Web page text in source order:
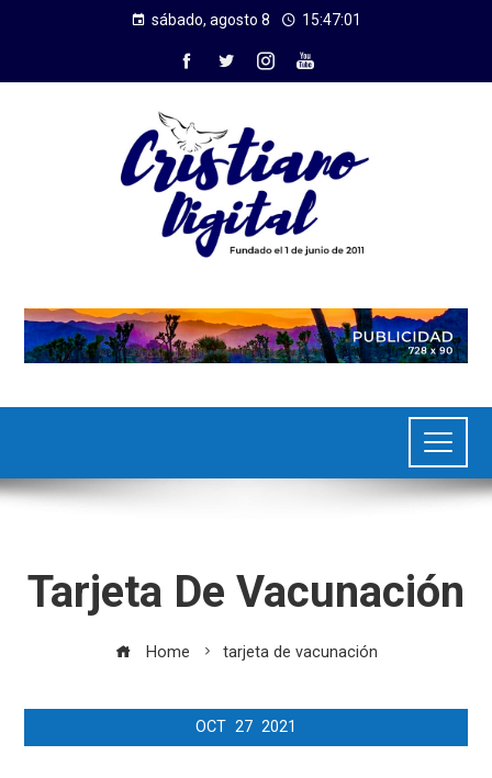
sábado, agosto 8 15:47:01
Tarjeta De Vacunación
Home tarjeta de vacunación
OCT 27 2021